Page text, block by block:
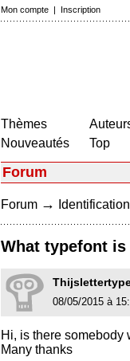
Mon compte | Inscription
Thèmes
Nouveautés
Top
Forum
Forum →
What typefont
08/05/2015 à
Hi, is there somebody
Many thanks